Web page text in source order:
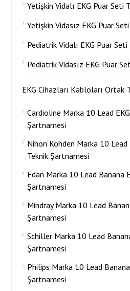
Yetişkin Vidalı EKG Puar Seti
Yetişkin Vidasız EKG Puar
Pediatrik Vidalı EKG Puar
Pediatrik Vidasız EKG Puar
EKG Cihazları Kabloları Ortak
Cardioline Marka 10 Lead
Şartnamesi
Nihon Kohden Marka 10
Teknik Şartnamesi
Edan Marka 10 Lead Banana
Şartnamesi
Mindray Marka 10 Lead
Şartnamesi
Schiller Marka 10 Lead
Şartnamesi
Philips Marka 10 Lead
Şartnamesi